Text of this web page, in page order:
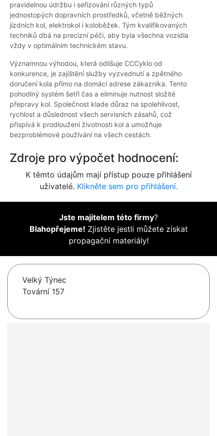
pravidelnou údržbu i seřizování různých typů
jednostopých dopravních prostředků, včetně běžných
jízdních kol, elektrokol i koloběžek. Tým kvalifikovaných
techniků dbá na precizní péči, aby byla všechna vozidla
vždy v optimálním technickém stavu.
Významnou výhodou, která odlišuje CCCyklo od
konkurence, je zajištění služby vyzvednutí a zpětného
doručení kola přímo na domácí adrese zákazníka. Tento
pohodlný systém šetří čas a eliminuje nutnost složité
přepravy kol. Společnost klade důraz na spolehlivost,
rychlost a důslednost všech servisních zásahů, což
přispívá k prodloužení životnosti kol a umožňuje
bezproblémové používání na všech cestách.
Zdroje pro výpočet hodnocení:
K těmto údajům mají přístup pouze přihlášení
uživatelé. Klikněte sem pro přihlášení.
Jste majitelem této firmy?
Blahopřejeme! Zjistěte jestli můžete získat
propagační materiály!
Velký Týnec
Tovární 157